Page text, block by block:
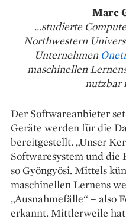
Marc
...studierte
Northwestern
Unternehmen
maschinellen
nutzbar
Der Softwareanbieter
Geräte werden für die
bereitgestellt. „Unser
Softwaresystem und
so ­Gyöngyösi. Mittels
maschinellen Lernens
„Ausnahme­fälle“ – also
erkannt. Mittler­weile hat